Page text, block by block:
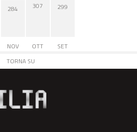
284
NOV
307
OTT
299
SET
TORNA SU